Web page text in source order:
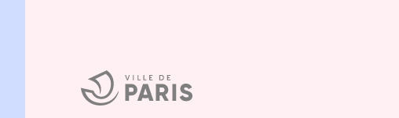
Ville
de
Paris